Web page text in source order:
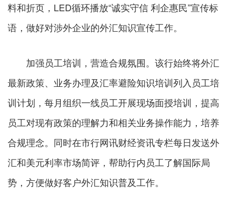
料和折页，LED循环播放“诚实守信 利企惠民”宣传标
语，做好对涉外企业的外汇知识宣传工作。
加强员工培训，营造合规氛围。该行始终将外汇
最新政策、业务办理及汇率避险知识培训列入员工培
训计划，每月组织一线员工开展现场面授培训，提高
员工对现有政策的理解力和相关业务操作能力，培养
合规理念。同时在市行网讯财经资讯专栏每日发送外
汇和美元利率市场简评，帮助行内员工了解国际局
势，方便做好客户外汇知识普及工作。